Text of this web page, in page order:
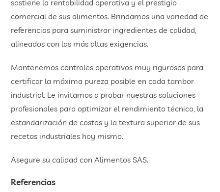
sostiene la rentabilidad operativa y el prestigio
comercial de sus alimentos. Brindamos una variedad de
referencias para suministrar ingredientes de calidad,
alineados con las más altas exigencias.
Mantenemos controles operativos muy rigurosos para
certificar la máxima pureza posible en cada tambor
industrial. Le invitamos a probar nuestras soluciones
profesionales para optimizar el rendimiento técnico, la
estandarización de costos y la textura superior de sus
recetas industriales hoy mismo.
Asegure su calidad con Alimentos SAS.
Referencias